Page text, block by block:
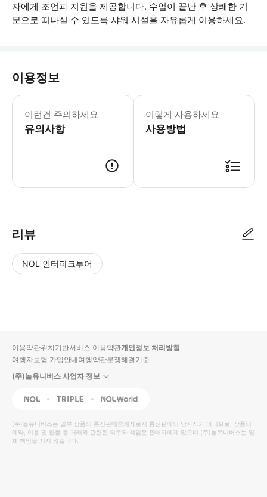
자에게 조언과 지원을 제공합니다. 수업이 끝난 후 상쾌한 기
분으로 떠나실 수 있도록 샤워 시설을 자유롭게 이용하세요.
이용정보
이런건 주의하세요
유의사항
만 9세 미만의 어린이는 수업에 참여
이렇게 사용하세요
사용방법
리뷰
NOL 인터파크투어
입니
다.
높
은
순
동
영
상
순
상
이용약관위치기반서비스 이용약관개인정보 처리방침
여행자보험 가입안내여행약관분쟁해결기준
(주)놀유니버스 사업자 정보
NOL Triple Interpark Global
(주)놀유니버스는 일부 상품의 통신판매중개자로서 통신판매의 당사자가 아니므로, 상품의
예약, 이용 및 환불 등 거래와 관련된 의무와 책임은 판매자에게 있으며 (주)놀유니버스는 일
체 책임을 지지 않습니다.